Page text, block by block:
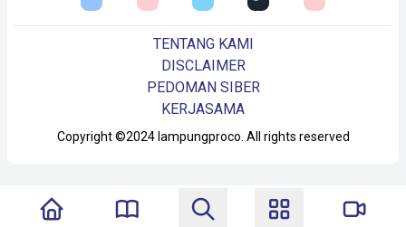
Copyright ©2024 lampungproco. All rights reserved
TENTANG KAMI
DISCLAIMER
PEDOMAN SIBER
KERJASAMA